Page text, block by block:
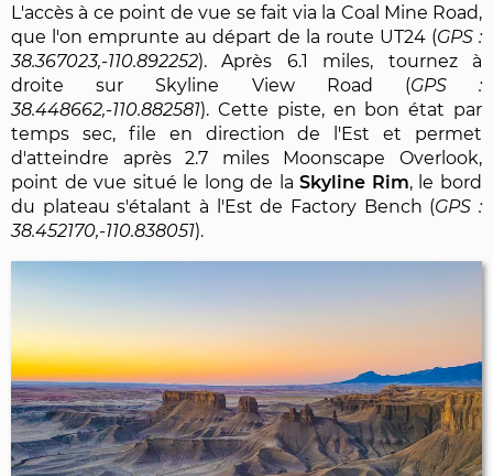
L'accès à ce point de vue se fait via la Coal Mine Road,
que l'on emprunte au départ de la route UT24 (
38.367023,-110.892252). Après 6.1 miles, tournez à
droite sur Skyline View Road (
38.448662,-110.882581). Cette piste, en bon état par
temps sec, file en direction de l'Est et permet
d'atteindre après 2.7 miles Moonscape Overlook,
point de vue situé le long de laSkyline Rim, le bord
du plateau s'étalant à l'Est de Factory Bench (
38.452170,-110.838051).